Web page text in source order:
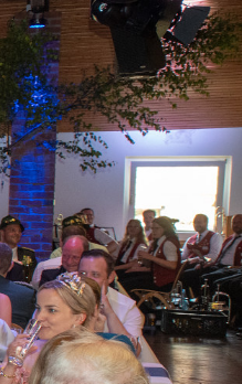
MITGLIED WERDEN